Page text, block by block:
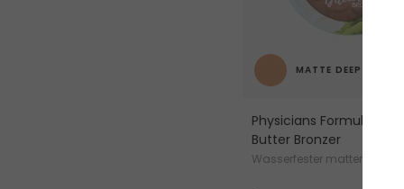
MATTE DEEP
Physicians Formula Monoi
Butter Bronzer
Wasserfester matter Bronzer